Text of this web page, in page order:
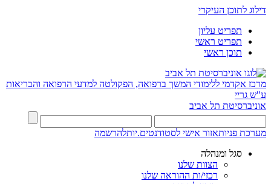
דילוג לתוכן העיקרי
תפריט עליון
תפריט ראשי
תוכן ראשי
מרכז אקדמי ללימודי המשך ברפואה, הפקולטה למדעי הרפואה והבריאות
ע"ש גריי
אוניברסיטת תל אביב
מערכת פניותאזור אישי לסטודנטים.יותלהרשמה
סגל ומנהלה
הצוות שלנו
רכזי/ות ההוראה שלנו